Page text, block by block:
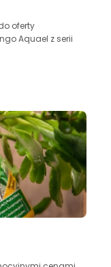
oferty
Aquael z serii